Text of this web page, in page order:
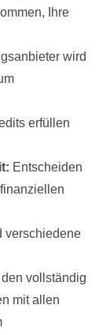
Ihre
wird
erfüllen
Entscheiden
verschiedene
vollständig
mit allen